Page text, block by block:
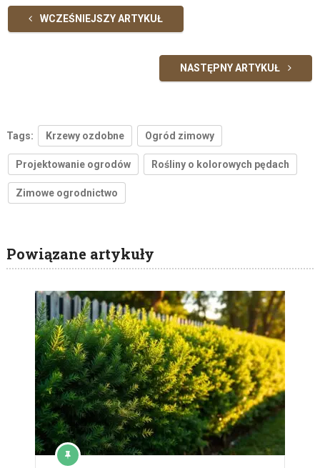
WCZEŚNIEJSZY ARTYKUŁ
NASTĘPNY ARTYKUŁ
Tags: Krzewy ozdobne Ogród zimowy
Projektowanie ogrodów Rośliny o kolorowych pędach
Zimowe ogrodnictwo
Powiązane artykuły